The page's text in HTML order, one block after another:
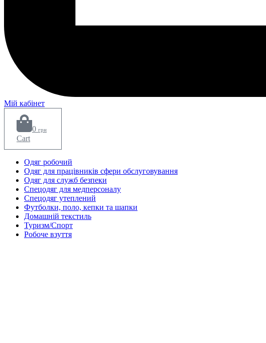
Мій кабінет
0 грн
Cart
Одяг робочий
Одяг для працівників сфери обслуговування
Одяг для служб безпеки
Спецодяг для медперсоналу
Спецодяг утеплений
Футболки, поло, кепки та шапки
Домашній текстиль
Туризм/Спорт
Робоче взуття